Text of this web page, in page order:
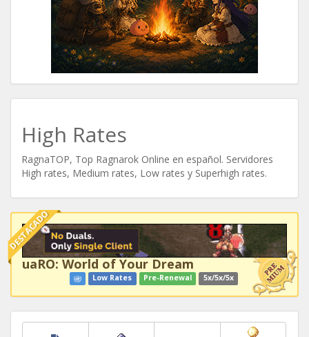
High Rates
RagnaTOP, Top Ragnarok Online en español. Servidores
High rates, Medium rates, Low rates y Superhigh rates.
DESTACADO
uaRO: World of Your Dream
Low Rates Pre-Renewal 5x/5x/5x